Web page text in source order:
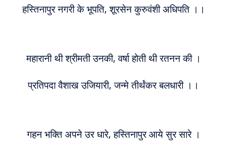
हस्तिनापुर नगरी के भूपति, शूरसेन कुरुवंशी अधिपति ।।
महारानी थी श्रीमती उनकी, वर्षा होती थी रतनन की ।
प्रतिपदा वैशाख उजियारी, जन्मे तीर्थंकर बलधारी ।।
गहन भक्ति अपने उर धारे, हस्तिनापुर आये सुर सारे ।